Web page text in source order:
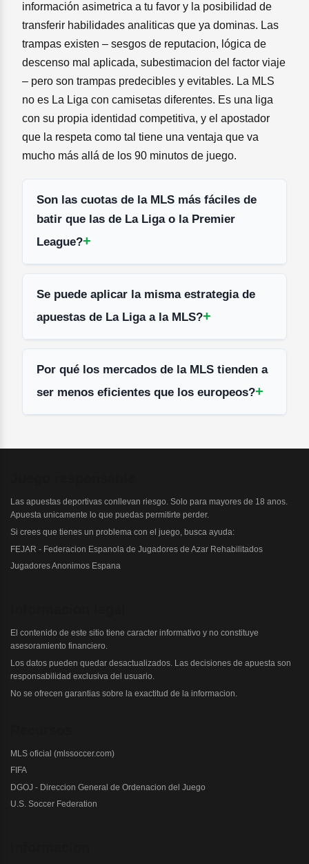
información asimetrica a tu favor y la posibilidad de
transferir habilidades analiticas que ya dominas. Las
trampas existen – sesgos de reputacion, lógica de
descenso mal aplicada, subestimacion del factor viaje
– pero son trampas predecibles y evitables. La MLS
no es La Liga con camisetas diferentes. Es una liga
con su propia identidad competitiva, y el apostador
que la respeta como tal tiene una ventaja que va
mucho más allá de los 90 minutos de juego.
Son las cuotas de la MLS más fáciles de
batir que las de La Liga o la Premier
League?
Se puede aplicar la misma estrategia de
apuestas de La Liga a la MLS?
Por qué los mercados de la MLS tienden a
ser menos eficientes que los europeos?
Las apuestas deportivas conllevan riesgo. Solo para mayores de 18 anos.
Apuesta unicamente lo que puedas permitirte perder.
Si crees que tienes un problema con el juego, busca ayuda:
FEJAR - Federacion Espanola de Jugadores de Azar Rehabilitados
Jugadores Anonimos Espana
El contenido de este sitio tiene caracter informativo y no constituye
asesoramiento financiero.
Los datos pueden quedar desactualizados. Las decisiones de apuesta son
responsabilidad exclusiva del usuario.
No se ofrecen garantias sobre la exactitud de la informacion.
MLS oficial (mlssoccer.com)
FIFA
DGOJ - Direccion General de Ordenacion del Juego
U.S. Soccer Federation